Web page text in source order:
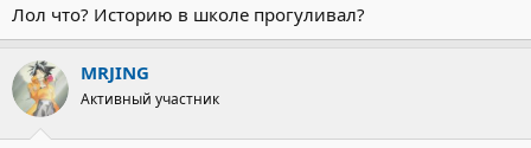
Лол что? Историю в школе прогуливал?
MRJING
Активный участник